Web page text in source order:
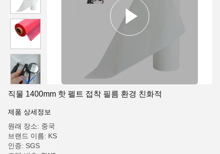
직물 1400mm 핫 펠트 접착 필름 환경 친화적
제품 상세정보
원래 장소: 중국
브랜드 이름: KS
인증: SGS